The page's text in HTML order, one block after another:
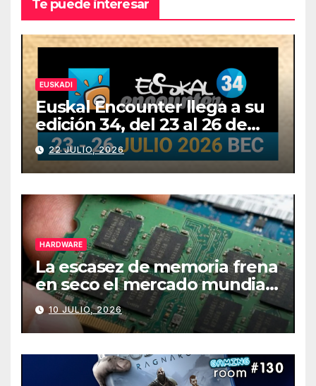
Te puede interesar
EUSKADI
Euskal Encounter llega a su
edición 34, del 23 al 26 de
julio
22 JULIO, 2026
HARDWARE
La escasez de memoria frena
en seco el mercado mundial
de PCs
10 JULIO, 2026